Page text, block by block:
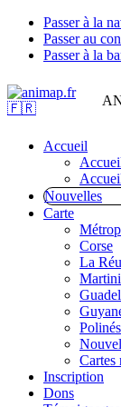
Passer à la
Passer au
Passer à la
Accueil
Nouvelles
Carte
Corse
La
Cartes
Inscription
Dons